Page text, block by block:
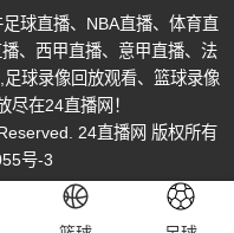
球直播、NBA直播、体育直
、西甲直播、意甲直播、法
球录像回放观看、篮球录像
尽在24直播网！
24直播网 版权所有
号-3